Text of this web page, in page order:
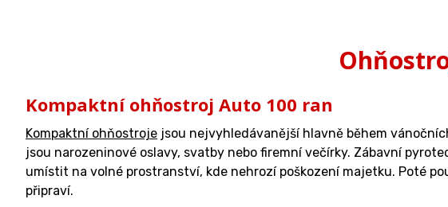
Kompaktní ohňostroj Auto 100 ran
Kompaktní ohňostroje jsou nejvyhledávanější hlavně během
jsou narozeninové oslavy, svatby nebo firemní večírky. Zábavní
umístit na volné prostranství, kde nehrozí poškození majetku. Poté
připraví.